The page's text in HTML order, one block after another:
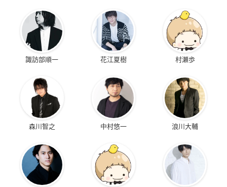
諏訪部順一 花江夏樹 村瀬歩
森川智之 中村悠一 浪川大輔